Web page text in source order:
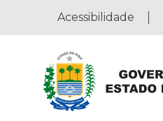
Acessibilidade